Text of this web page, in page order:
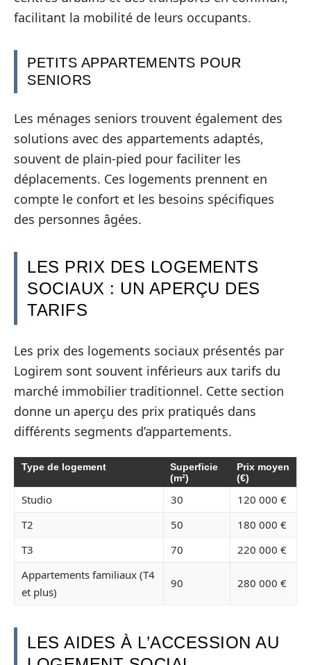
facilitant la mobilité de leurs occupants.
PETITS APPARTEMENTS POUR
SENIORS
Les ménages seniors trouvent également des
solutions avec des appartements adaptés,
souvent de plain-pied pour faciliter les
déplacements. Ces logements prennent en
compte le confort et les besoins spécifiques
des personnes âgées.
LES PRIX DES LOGEMENTS
SOCIAUX : UN APERÇU DES
TARIFS
Les prix des logements sociaux présentés par
Logirem sont souvent inférieurs aux tarifs du
marché immobilier traditionnel. Cette section
donne un aperçu des prix pratiqués dans
différents segments d’appartements.
Type de logement
Superficie
(m²)
Prix moyen
(€)
Studio 30
120 000 €
T2
50
180 000 €
T3
70
220 000 €
Appartements familiaux (T4
et plus)
90 280 000 €
LES AIDES À L’ACCESSION AU